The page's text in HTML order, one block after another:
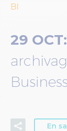
BI
29 OCT:
En